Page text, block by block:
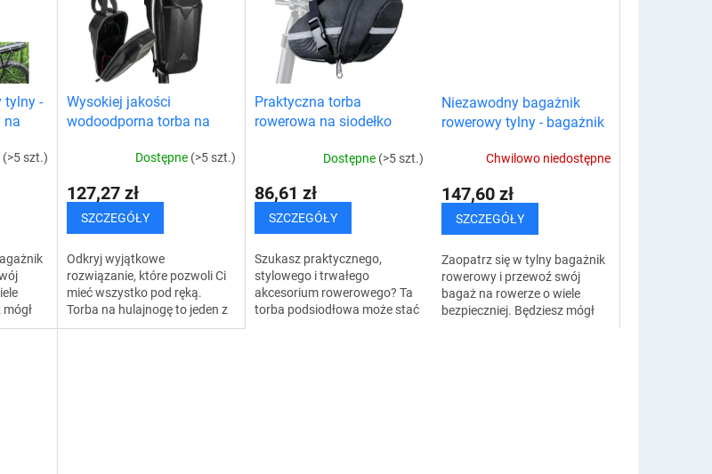
tylny -
na
(>5 szt.)
mógł
Wysokiej jakości
wodoodporna torba na
Dostępne (>5 szt.)
127,27 zł
SZCZEGÓŁY
Odkryj wyjątkowe
rozwiązanie, które pozwoli Ci
mieć wszystko pod ręką.
Torba na hulajnogę to jeden z
najpopularniejszych
Praktyczna torba
rowerowa na siodełko
Dostępne (>5 szt.)
86,61 zł
SZCZEGÓŁY
Szukasz praktycznego,
stylowego i trwałego
akcesorium rowerowego? Ta
torba podsiodłowa może stać
Niezawodny bagażnik
rowerowy tylny - bagażnik
odblaskiemChwilowo niedostępne
147,60 zł
SZCZEGÓŁY
Zaopatrz się w tylny bagażnik
rowerowy i przewoź swój
bagaż na rowerze o wiele
bezpieczniej. Będziesz mógł